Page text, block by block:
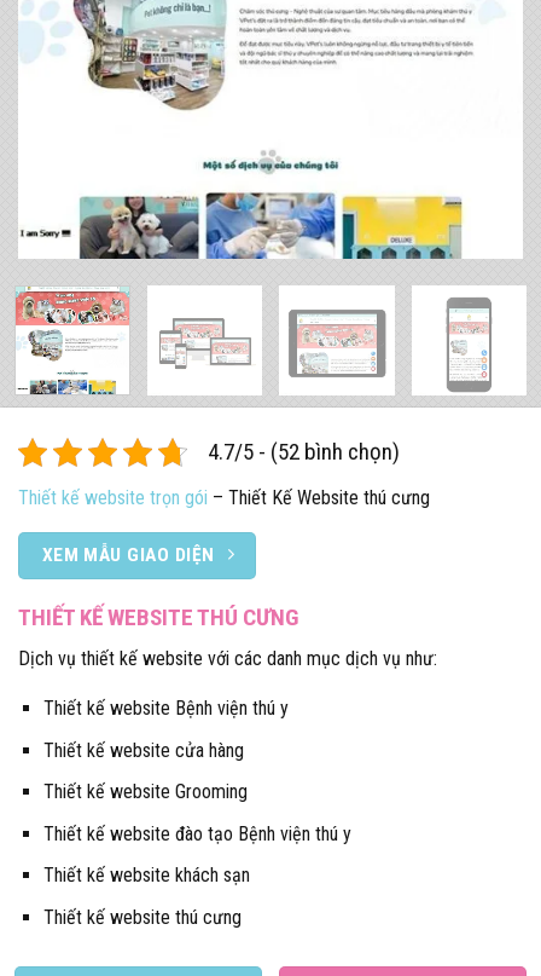
4.7/5 - (52 bình chọn)
Thiết kế website trọn gói – Thiết Kế Website thú cưng
XEM MẪU GIAO DIỆN
THIẾT KẾ WEBSITE THÚ CƯNG
Dịch vụ thiết kế website với các danh mục dịch vụ như:
Thiết kế website Bệnh viện thú y
Thiết kế website cửa hàng
Thiết kế website Grooming
Thiết kế website đào tạo Bệnh viện thú y
Thiết kế website khách sạn
Thiết kế website thú cưng